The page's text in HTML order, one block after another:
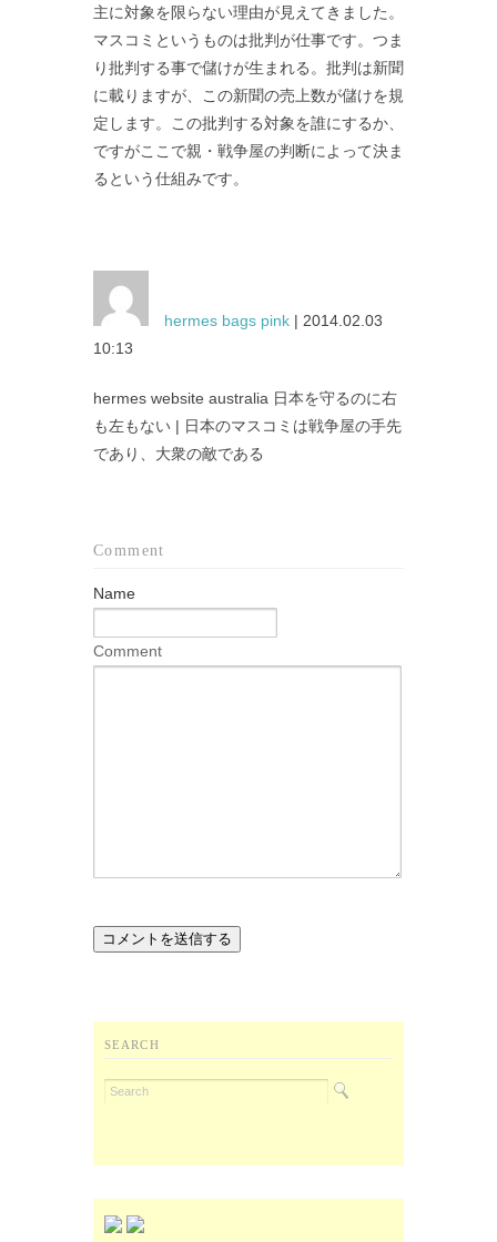
主に対象を限らない理由が見えてきました。
マスコミというものは批判が仕事です。つま
り批判する事で儲けが生まれる。批判は新聞
に載りますが、この新聞の売上数が儲けを規
定します。この批判する対象を誰にするか、
ですがここで親・戦争屋の判断によって決ま
るという仕組みです。
hermes bags pink | 2014.02.03
10:13
hermes website australia 日本を守るのに右
も左もない | 日本のマスコミは戦争屋の手先
であり、大衆の敵である
Comment
Name
Comment
SEARCH